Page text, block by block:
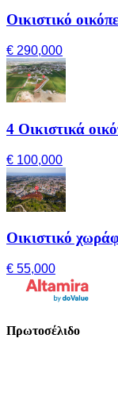
Οικιστικό
€ 290,000
4 Οικιστικά
€ 100,000
Οικιστικό
€ 55,000
Πρωτοσέλιδο